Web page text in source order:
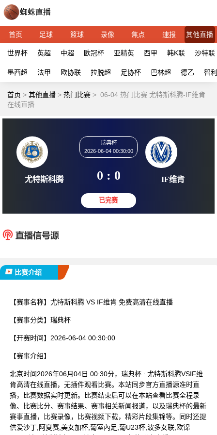
首页 足球 篮球 录像 焦点 速报 其他直播
世界杯 英超 中超 欧冠杯 亚精英 西甲 韩K联 沙特联
墨西超 法甲 欧协联 拉脱超 足协杯 巴林超 德乙 智
首页 > 其他直播 > 热门比赛 > 06-04 热门比赛 尤特斯科腾-IF维肯
在线直播
2026-06-04 00:30:00
0 : 0
比赛介绍
【赛事名称】 尤特斯科腾 VS IF维肯 免费高清在线直播
【赛事分类】 瑞典杯
【开赛时间】 2026-06-04 00:30:00
【赛事介绍】
北京时间2026年06月04日 00:30分，瑞典杯 : 尤特斯科腾VSIF维
肯高清在线直播，无插件观看比赛。本站同步官方直播源准时直
播，比赛数据实时更新。比赛结束后可以在本站查看比赛全程录
像、比赛比分、赛事结果、赛事相关新闻报道，以及瑞典杯的最新
赛事直播，比赛录像，比赛视频下载，精彩片段集锦等。同时还提
供爱沙丁,阿夏赛,美女加杯,葡室內足,葡U23杯,波多女联,欧锦